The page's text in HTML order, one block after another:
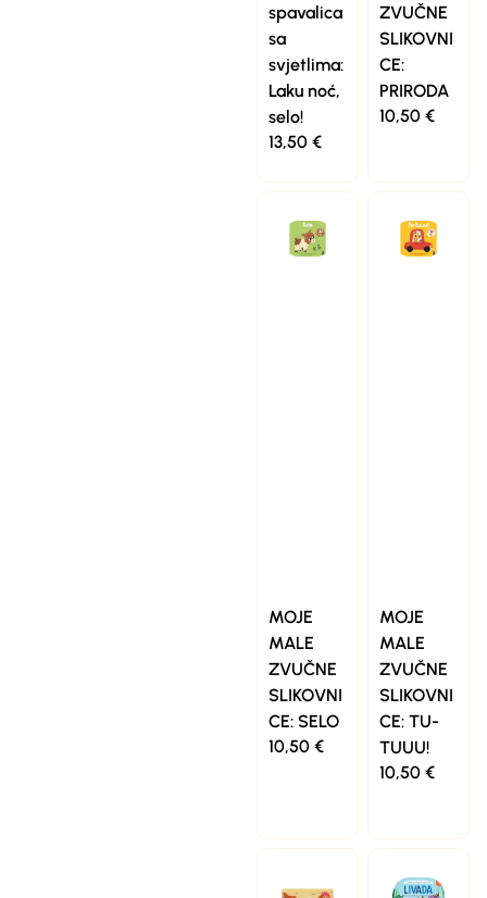
spavalica
sa
svjetlima:
Laku noć,
selo!
13,50 €
ZVUČNE
SLIKOVNI
CE:
PRIRODA
10,50 €
MOJE
MALE
ZVUČNE
SLIKOVNI
CE: SELO
10,50 €
MOJE
MALE
ZVUČNE
SLIKOVNI
CE: TU-
TUUU!
10,50 €